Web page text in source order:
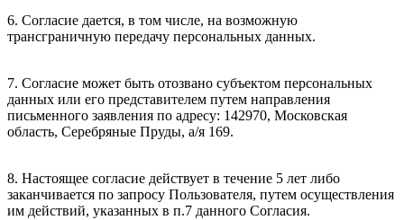
6. Согласие дается, в том числе, на возможную
трансграничную передачу персональных данных.
7. Согласие может быть отозвано субъектом персональных
данных или его представителем путем направления
письменного заявления по адресу: 142970, Московская
область, Серебряные Пруды, а/я 169.
8. Настоящее согласие действует в течение 5 лет либо
заканчивается по запросу Пользователя, путем осуществления
им действий, указанных в п.7 данного Согласия.